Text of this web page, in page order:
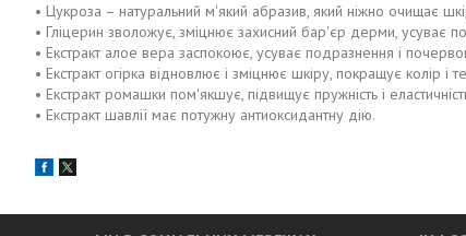
• Цукроза – натуральний м'який абразив, який ніжно очищає
• Гліцерин зволожує, зміцнює захисний бар'єр дерми, усуває
• Екстракт алое вера заспокоює, усуває подразнення і
• Екстракт огірка відновлює і зміцнює шкіру, покращує колір і
• Екстракт ромашки пом'якшує, підвищує пружність і
• Екстракт шавлії має потужну антиоксидантну дію.